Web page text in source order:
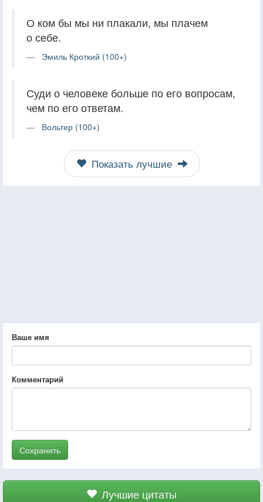
О ком бы мы ни плакали, мы плачем
о себе.
Эмиль Кроткий (100+)
Суди о человеке больше по его вопросам,
чем по его ответам.
Вольтер (100+)
Показать лучшие
Ваше имя
Комментарий
Сохранить
Лучшие цитаты